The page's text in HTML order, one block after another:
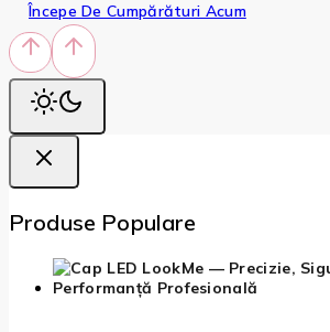
Începe De Cumpărături Acum
Produse Populare